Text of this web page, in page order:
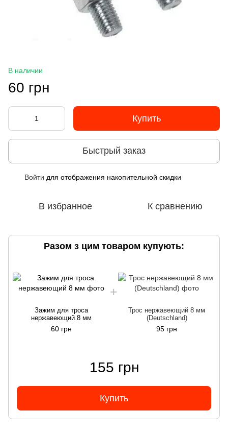
В наличии
60 грн
Купить
Быстрый заказ
Войти для отображения накопительной скидки
В избранное К сравнению
Разом з цим товаром купують:
Зажим для троса
нержавеющий 8 мм
60 грн
Трос нержавеющий 8 мм
(Deutschland)
95 грн
155 грн
Купить